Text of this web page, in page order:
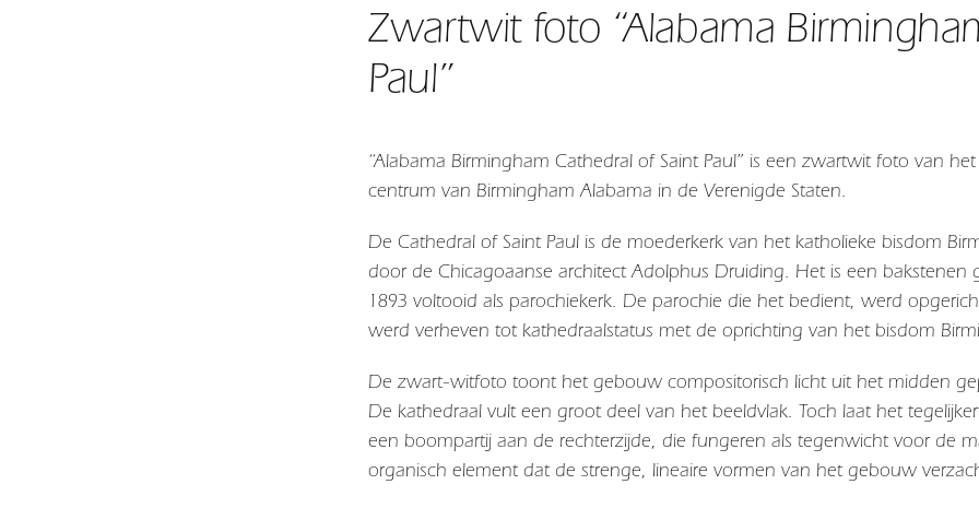
Zwartwit foto “Alabama
Paul”
“Alabama Birmingham Cathedral of Saint Paul” is een zwartwit foto van
centrum van Birmingham Alabama in de Verenigde Staten.
De Cathedral of Saint Paul is de moederkerk van het katholieke bisdom
door de Chicagoaanse architect Adolphus Druiding. Het is een
1893 voltooid als parochiekerk. De parochie die het bedient, werd
werd verheven tot kathedraalstatus met de oprichting van het bisdom
De zwart-witfoto toont het gebouw compositorisch licht uit het midden
De kathedraal vult een groot deel van het beeldvlak. Toch laat het
een boompartij aan de rechterzijde, die fungeren als tegenwicht voor de
organisch element dat de strenge, lineaire vormen van het gebouw